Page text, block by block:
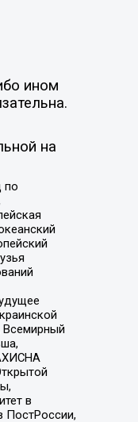
ином
на
по
Всемирный
в
ПостРоссии,